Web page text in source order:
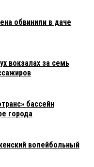
обвинили в даче
вокзалах за семь
бассейн
города
волейбольный